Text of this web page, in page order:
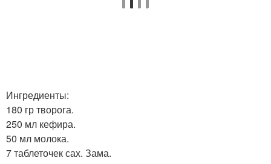
Ингредиенты:
180 гр творога.
250 мл кефира.
50 мл молока.
7 таблеточек сах. Зама.